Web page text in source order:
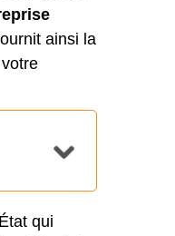
ainsi la
qui